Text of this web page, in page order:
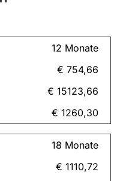
12 Monate
€ 754,66
€ 15123,66
€ 1260,30
18 Monate
€ 1110,72